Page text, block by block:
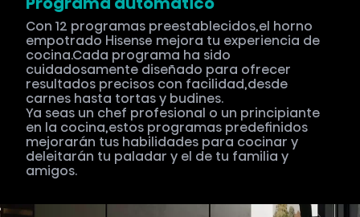
Con 12 programas preestablecidos,el horno
empotrado Hisense mejora tu experiencia de
cocina.Cada programa ha sido
cuidadosamente diseñado para ofrecer
resultados precisos con facilidad,desde
carnes hasta tortas y budines.
Ya seas un chef profesional o un principiante
en la cocina,estos programas predefinidos
mejorarán tus habilidades para cocinar y
deleitarán tu paladar y el de tu familia y
amigos.